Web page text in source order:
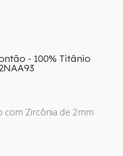
- 100% Titânio
com Zircônia de 2mm